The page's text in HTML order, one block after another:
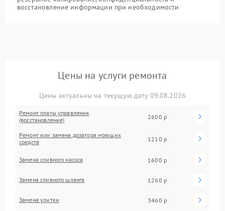
восстановление информации при необходимости
Цены на услуги ремонта
Цены актуальны на текущую дату 09.08.2026
Ремонт платы управления
(восстановление)
2600 р
Ремонт или замена дозатора моющих
средств
1210 р
Замена сливного насоса 1600 р
Замена сливного шланга 1260 р
Замена улитки 3460 р